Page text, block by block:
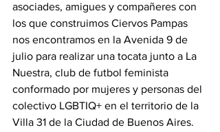
asociades, amigues y compañeres con
los que construimos Ciervos Pampas
nos encontramos en la Avenida 9 de
julio para realizar una tocata junto a La
Nuestra, club de futbol feminista
conformado por mujeres y personas del
colectivo LGBTIQ+ en el territorio de la
Villa 31 de la Ciudad de Buenos Aires.